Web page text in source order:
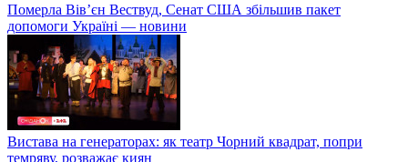
Померла Вівʼєн Вествуд, Сенат США збільшив пакет
допомоги Україні — новини
Вистава на генераторах: як театр Чорний квадрат, попри
темряву, розважає киян